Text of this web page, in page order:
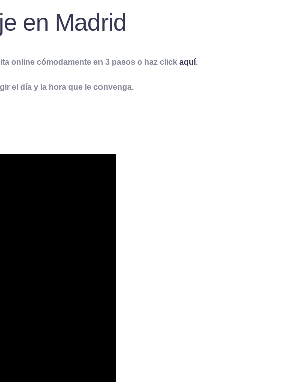
en Madrid
online cómodamente en 3 pasos o haz click aquí.
el día y la hora que le convenga.